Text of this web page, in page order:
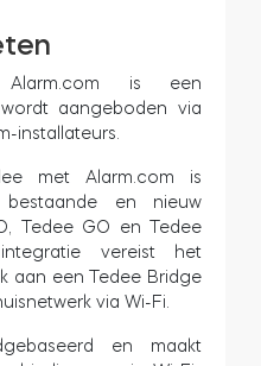
is een
aangeboden via
installateurs.
met Alarm.com is
en nieuw
Tedee GO en Tedee
vereist het
aan een Tedee Bridge
via Wi-Fi.
en maakt